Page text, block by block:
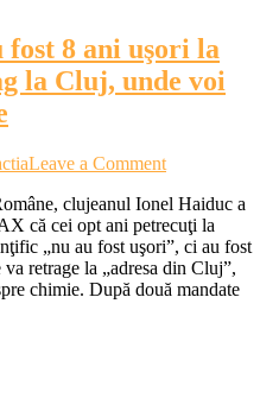
8 ani uşori la
la Cluj, unde voi
Leave a Commenton
Haiduc:
Nu
au
fost
8
clujeanul Ionel Haiduc a
că cei opt ani petrecuţi la
„nu au fost uşori”, ci au fost
retrage la „adresa din Cluj”,
chimie. După două mandate